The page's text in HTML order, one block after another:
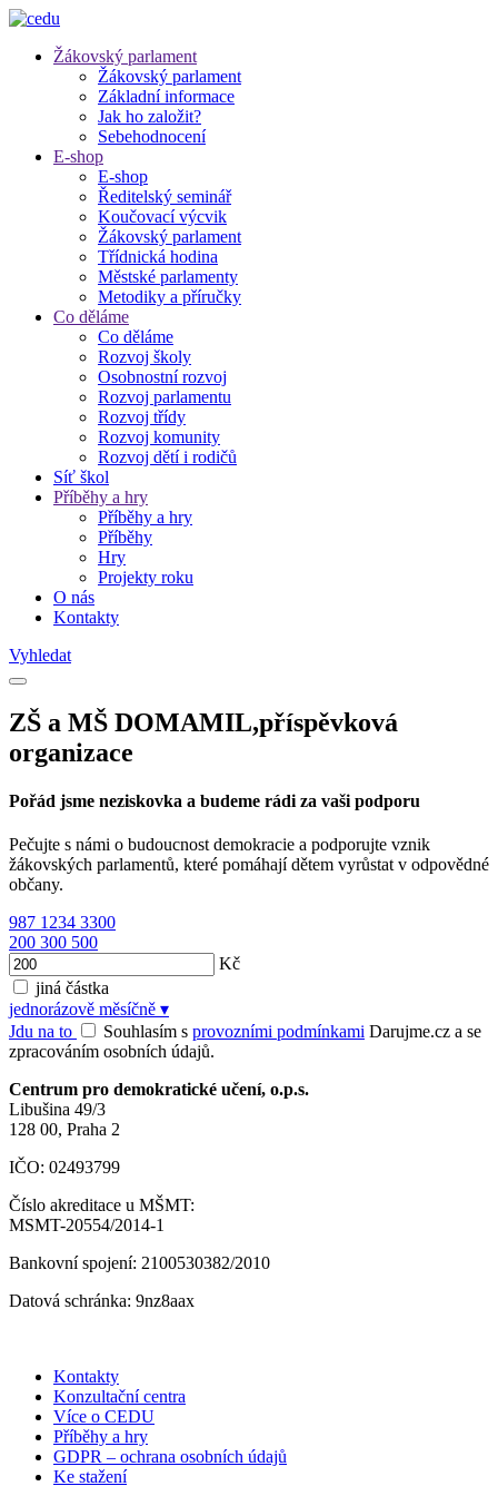
Žákovský parlament
Žákovský parlament
Základní informace
Jak ho založit?
Sebehodnocení
E-shop
E-shop
Ředitelský seminář
Koučovací výcvik
Žákovský parlament
Třídnická hodina
Městské parlamenty
Metodiky a příručky
Co děláme
Co děláme
Rozvoj školy
Osobnostní rozvoj
Rozvoj parlamentu
Rozvoj třídy
Rozvoj komunity
Rozvoj dětí i rodičů
Síť škol
Příběhy a hry
Příběhy a hry
Příběhy
Hry
Projekty roku
O nás
Kontakty
Vyhledat
ZŠ a MŠ DOMAMIL,příspěvková
organizace
Pořád jsme neziskovka a budeme rádi za vaši podporu
Pečujte s námi o budoucnost demokracie a podporujte vznik
žákovských parlamentů, které pomáhají dětem vyrůstat v odpovědné
občany.
987 1234 3300
200 300 500
Kč
jiná částka
jednorázově měsíčně ▾
Jdu na to
Souhlasím s provozními podmínkami Darujme.cz a se
zpracováním osobních údajů.
Centrum pro demokratické učení, o.p.s.
Libušina 49/3
128 00, Praha 2
IČO: 02493799
Číslo akreditace u MŠMT:
MSMT-20554/2014-1
Bankovní spojení: 2100530382/2010
Datová schránka: 9nz8aax
Kontakty
Konzultační centra
Více o CEDU
Příběhy a hry
GDPR – ochrana osobních údajů
Ke stažení